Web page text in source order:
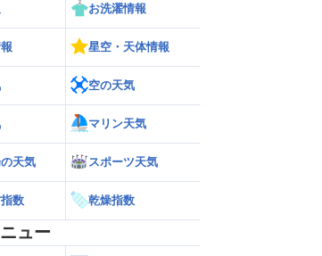
日
時
【台風13号 2026】雨風の影響はいつま
で続く？／ウェザーニュース気象予報士
解説（7日22時情報）
お洗濯情報
星空・天体情報
空の天気
マリン天気
天気 スポーツ天気
数 乾燥指数
ュー